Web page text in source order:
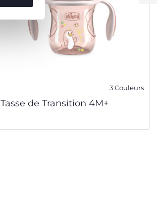
3 Couleurs
Tasse de Transition 4M+